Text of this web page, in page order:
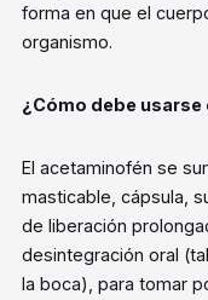
forma en que el
organismo.
¿Cómo debe
El acetaminofén se
masticable, cápsula,
de liberación
desintegración oral
la boca), para tomar